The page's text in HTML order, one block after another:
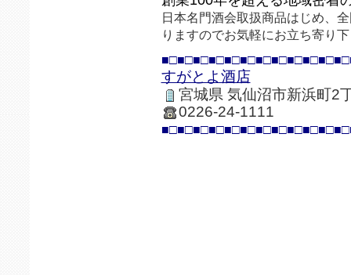
日本名門酒会取扱商品はじめ、
りますのでお気軽にお立ち寄り
すがとよ酒店
宮城県 気仙沼市新浜町2
0226-24-1111